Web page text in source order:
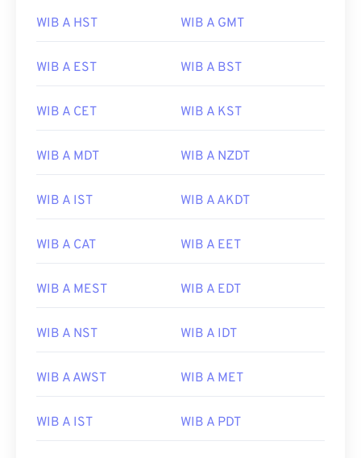
WIB A HST WIB A GMT
WIB A EST WIB A BST
WIB A CET WIB A KST
WIB A MDT WIB A NZDT
WIB A IST WIB A AKDT
WIB A CAT WIB A EET
WIB A MEST WIB A EDT
WIB A NST WIB A IDT
WIB A AWST WIB A MET
WIB A IST WIB A PDT